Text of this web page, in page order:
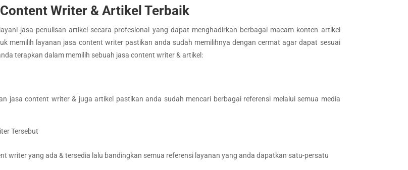
Writer & Artikel Terbaik
jasa penulisan artikel secara profesional yang dapat menghadirkan berbagai macam konten artikel
memilih layanan jasa content writer pastikan anda sudah memilihnya dengan cermat agar dapat sesuai
terapkan dalam memilih sebuah jasa content writer & artikel:
jasa content writer & juga artikel pastikan anda sudah mencari berbagai referensi melalui semua media
Tersebut
writer yang ada & tersedia lalu bandingkan semua referensi layanan yang anda dapatkan satu-persatu